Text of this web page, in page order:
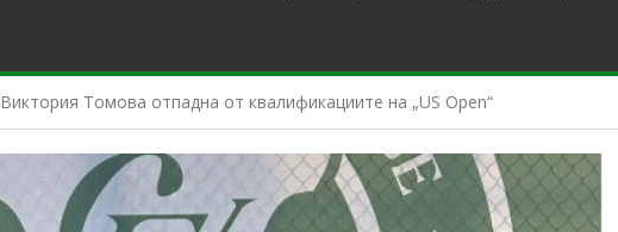
Виктория Томова отпадна от квалификациите на „US Open“